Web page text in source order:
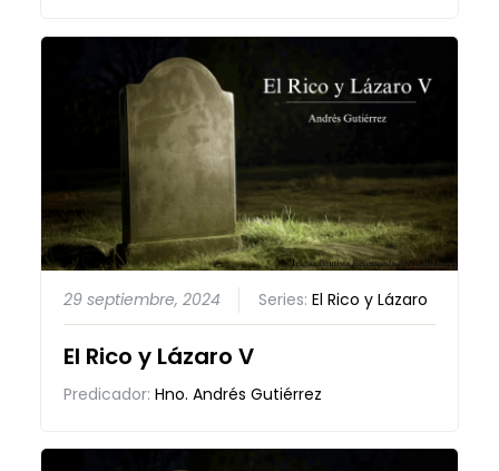
29 septiembre, 2024 Series:El Rico y Lázaro
El Rico y Lázaro V
Predicador:Hno. Andrés Gutiérrez